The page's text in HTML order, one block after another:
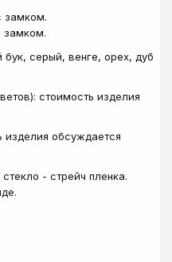
замком.
замком.
серый, венге, орех, дуб
стоимость изделия
изделия обсуждается
- стрейч пленка.